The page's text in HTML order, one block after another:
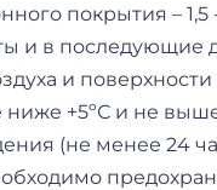
покрытия – 1,5
и в последующие
и
+5ºС и не
(не менее 24